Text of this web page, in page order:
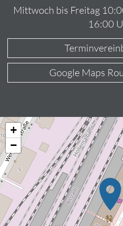
Mittwoch bis Freitag
16:00
Google Maps
+
−